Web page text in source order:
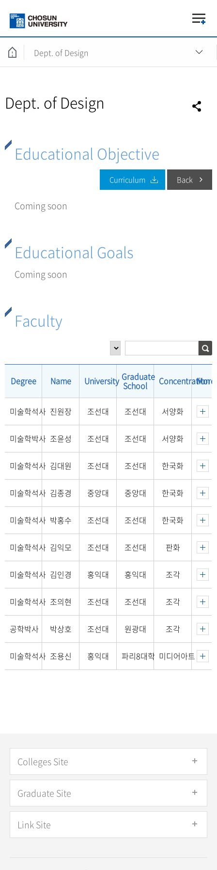
Dept. of Design
Dept. of Design
Educational Objective
Curriculum Back
Coming soon
Educational Goals
Coming soon
Faculty
Degree Name University Graduate
School Concentration
More
미술학석사 진원장 조선대 조선대 서양화
미술학박사 조윤성 조선대 조선대 서양화
미술학석사 김대원 조선대 조선대 한국화
미술학석사 김종경 중앙대 중앙대 한국화
미술학석사 박홍수 조선대 조선대 한국화
미술학석사 김익모 조선대 조선대 판화
미술학석사 김인경 홍익대 홍익대 조각
미술학석사 조의현 조선대 조선대 조각
공학박사 박상호 조선대 원광대 조각
미술학석사 조용신 홍익대 파리8대학 미디어아트
Colleges Site
Graduate Site
Link Site